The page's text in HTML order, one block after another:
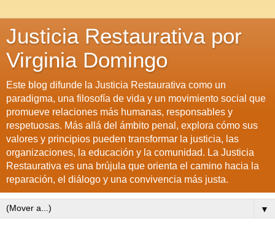
Justicia Restaurativa por
Virginia Domingo
Este blog difunde la Justicia Restaurativa como un
paradigma, una filosofía de vida y un movimiento social que
promueve relaciones más humanas, responsables y
respetuosas. Más allá del ámbito penal, explora cómo sus
valores y principios pueden transformar la justicia, las
organizaciones, la educación y la comunidad. La Justicia
Restaurativa es una brújula que orienta el camino hacia la
reparación, el diálogo y una convivencia más justa.
▼